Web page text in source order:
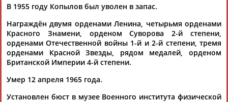
© Стадион, 1998-2026
Разработка и поддержка ООО НАИТ «Стадион»
Адресов в новостной рассылке: 996
Подпишись
В 1955 году Копылов был уволен в запас.
Награждён двумя орденами Ленина, четырьмя орденами
Красного Знамени, орденом Суворова 2-й степени,
орденами Отечественной войны 1-й и 2-й степени, тремя
орденами Красной Звезды, рядом медалей, орденом
Британской Империи 4-й степени.
Умер 12 апреля 1965 года.
Установлен бюст в музее Военного института физической